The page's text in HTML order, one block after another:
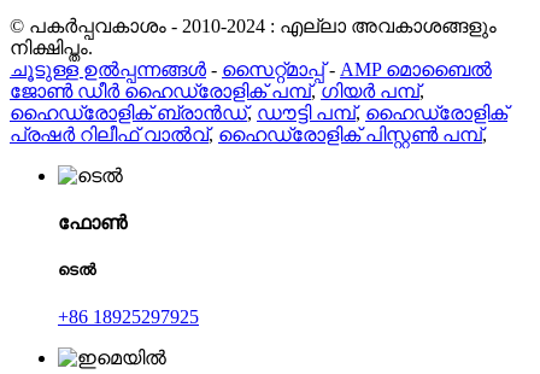
© പകർപ്പവകാശം - 2010-2024 : എല്ലാ അവകാശങ്ങളും
നിക്ഷിപ്തം.
ചൂടുള്ള ഉൽപ്പന്നങ്ങൾ - സൈറ്റ്മാപ്പ്- AMP മൊബൈൽ
ജോൺ ഡീർ ഹൈഡ്രോളിക് പമ്പ്, ഗിയർ പമ്പ്,
ഹൈഡ്രോളിക് ബ്രാൻഡ്, ഡൗട്ടി പമ്പ്, ഹൈഡ്രോളിക്
പ്രഷർ റിലീഫ് വാൽവ്, ഹൈഡ്രോളിക് പിസ്റ്റൺ പമ്പ്,
ഫോൺ
ടെൽ
+86 18925297925